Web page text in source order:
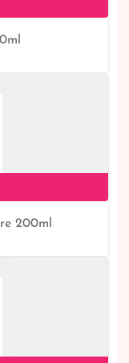
200ml